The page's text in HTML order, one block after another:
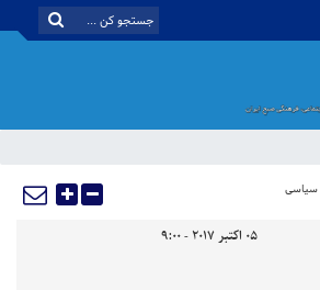
سیاسی
05 اکتبر 2017 - 9:00